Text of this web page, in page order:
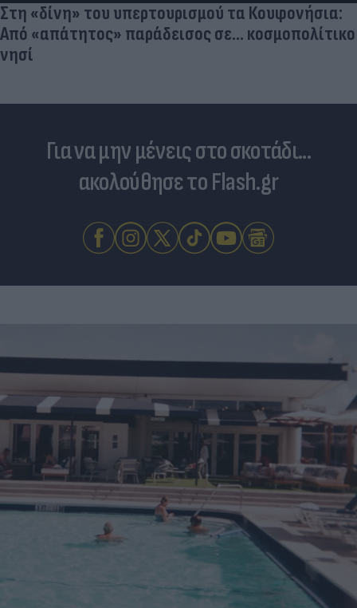
Στη «δίνη» του υπερτουρισμού τα Κουφονήσια:
Από «απάτητος» παράδεισος σε... κοσμοπολίτικο
νησί
Για να μην μένεις στο σκοτάδι...
ακολούθησε το Flash.gr